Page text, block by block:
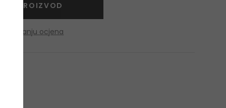
PROIZVOD
dobivanju ocjena